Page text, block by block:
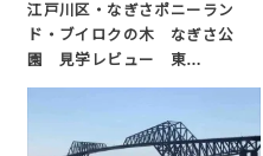
江戸川区・なぎさポニーラン
ド・ブイロクの木 なぎさ公
園 見学レビュー 東…